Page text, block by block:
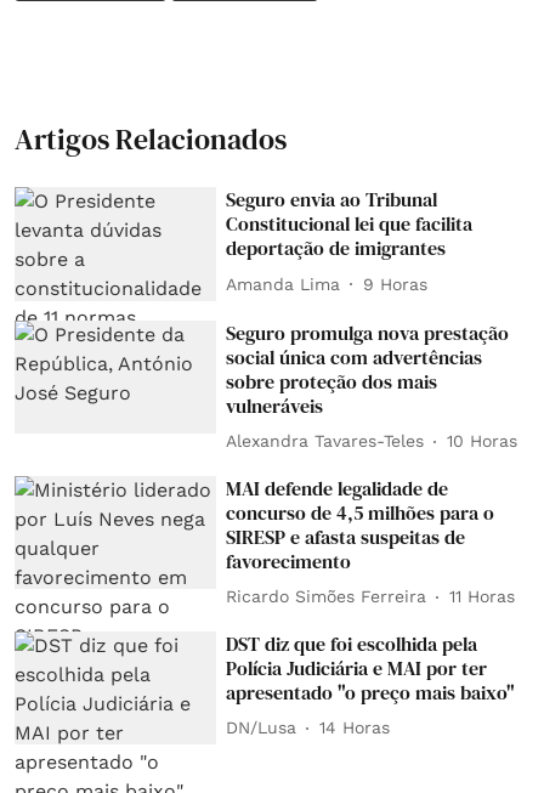
Artigos Relacionados
Seguro envia ao Tribunal
Constitucional lei que facilita
deportação de imigrantes
Amanda Lima 9 Horas
Seguro promulga nova prestação
social única com advertências
sobre proteção dos mais
vulneráveis
Alexandra Tavares-Teles 10 Horas
MAI defende legalidade de
concurso de 4,5 milhões para o
SIRESP e afasta suspeitas de
favorecimento
Ricardo Simões Ferreira 11 Horas
DST diz que foi escolhida pela
Polícia Judiciária e MAI por ter
apresentado "o preço mais baixo"
DN/Lusa 14 Horas